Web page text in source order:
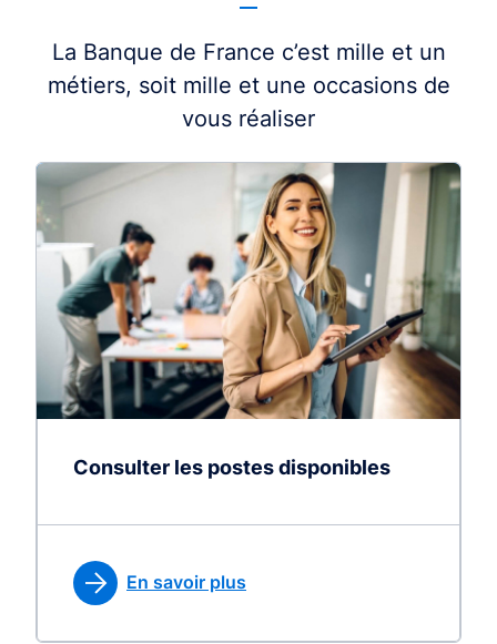
La Banque de France c’est mille et un
métiers, soit mille et une occasions de
vous réaliser
Consulter les postes disponibles
En savoir plus